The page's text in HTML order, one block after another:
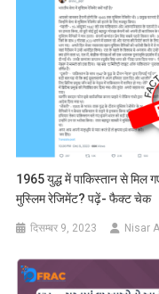
1965 युद्ध में पाकिस्तान से मिल
मुस्लिम रेजिमेंट? पढ़ें- फैक्ट चेक
दिसम्बर 9, 2023 Nisar